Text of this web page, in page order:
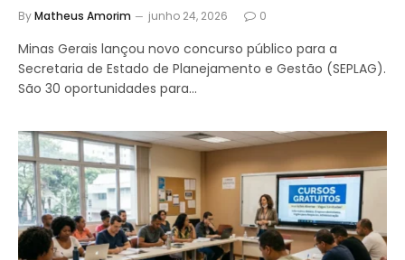
ByMatheus Amorim junho 24, 2026 0
Minas Gerais lançou novo concurso público para a
Secretaria de Estado de Planejamento e Gestão (SEPLAG).
São 30 oportunidades para…